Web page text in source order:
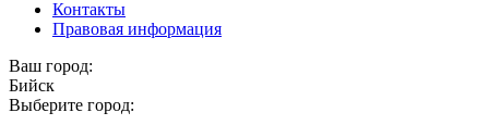
Контакты
Правовая информация
Ваш город:
Бийск
Выберите город: